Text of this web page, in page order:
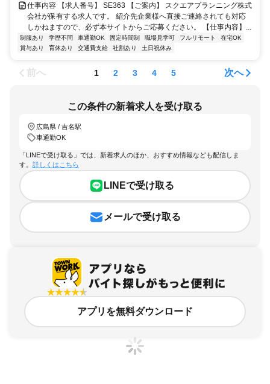
仕事内容 【求人番号】 SE363 【ご案内】 スクエアプランニング株式
会社が保有する求人です。 紹介先企業様へ直接ご連絡されても対応
しかねますので、必ず本サイトからご応募ください。 【仕事内容】...
制服あり 学歴不問 車通勤OK 固定時間制 職場見学可 フルリモート
在宅OK
賞与あり
育休あり 交通費支給 社割あり 土日祝休み
前へ 1 2 3 4 5 次へ
この条件の新着求人を受け取る
広島県 / 吉名駅
車通勤OK
「LINEで受け取る」では、新着求人のほか、おすすめ情報なども配信しま
す。 詳しくはこちら
LINEで受け取る
メールで受け取る
アプリを無料ダウンロード